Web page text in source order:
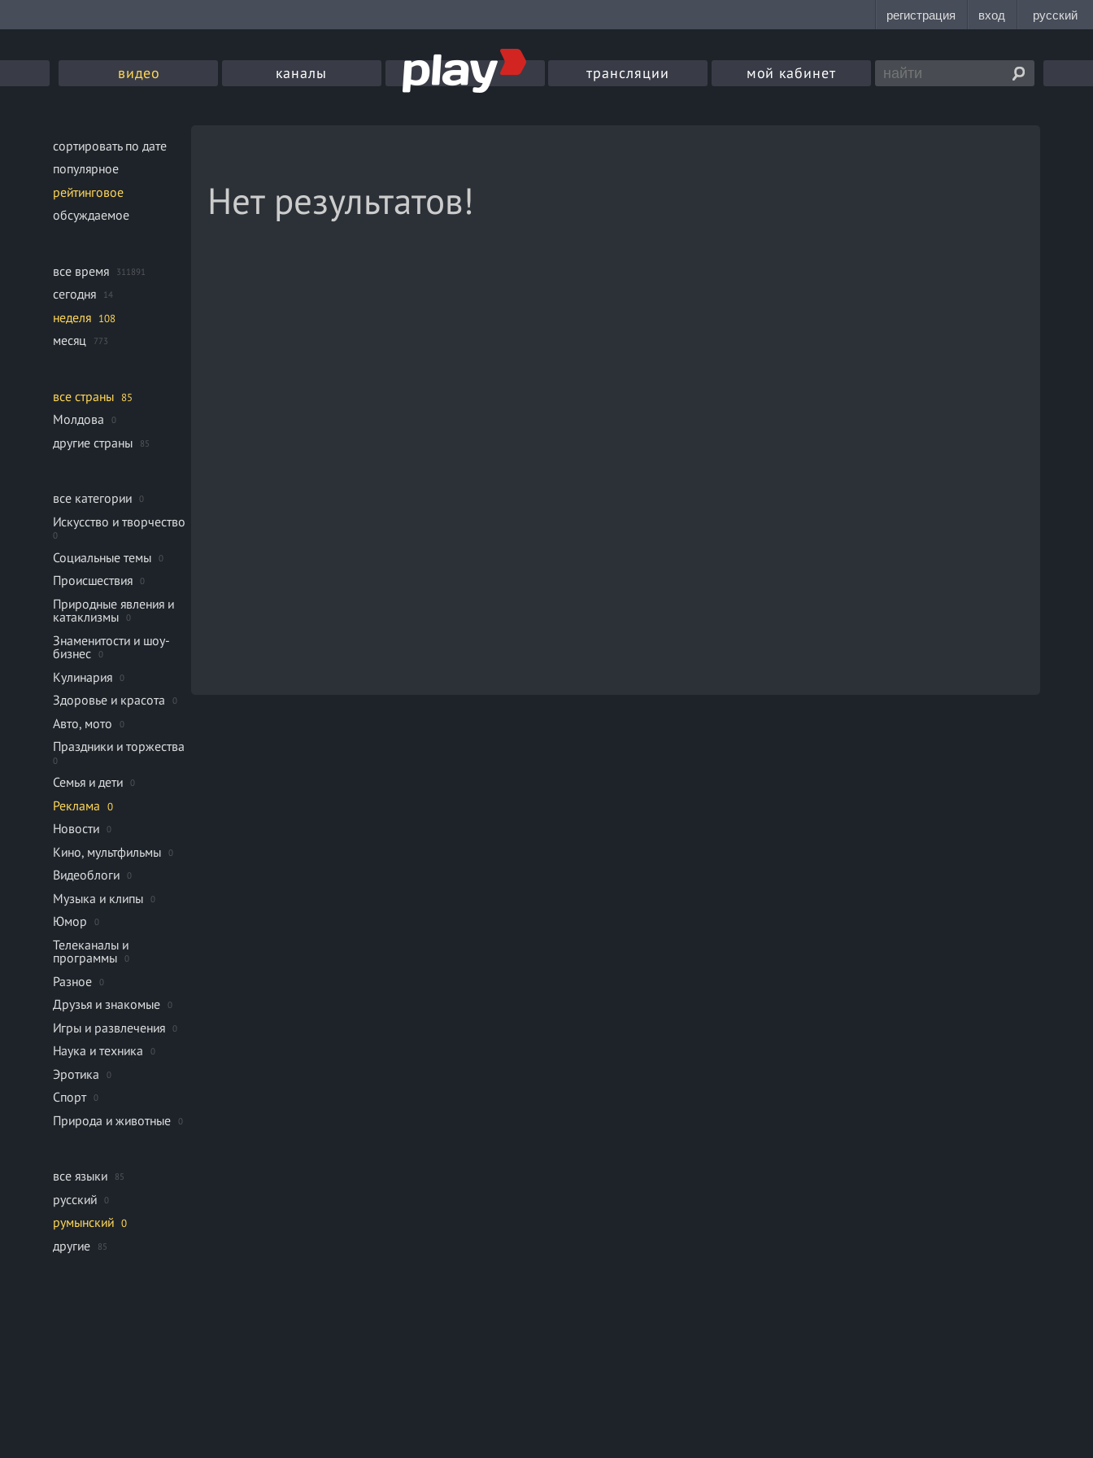
видео каналы трансляции мой кабинет
сортировать по дате
популярное
рейтинговое
обсуждаемое
все время 311891
сегодня 14
неделя 108
месяц 773
все страны 85
Молдова 0
другие страны 85
все категории 0
Искусство и творчество
0
Социальные темы 0
Происшествия 0
Природные явления и
катаклизмы
0
Знаменитости и шоу-
бизнес
0
Кулинария 0
Здоровье и красота 0
Авто, мото 0
Праздники и торжества
0
Семья и дети 0
Реклама 0
Новости 0
Кино, мультфильмы 0
Видеоблоги 0
Музыка и клипы 0
Юмор 0
Телеканалы и
программы
0
Разное 0
Друзья и знакомые 0
Игры и развлечения 0
Наука и техника 0
Эротика 0
Спорт 0
Природа и животные 0
все языки 85
русский 0
румынский 0
другие 85
Нет результатов!